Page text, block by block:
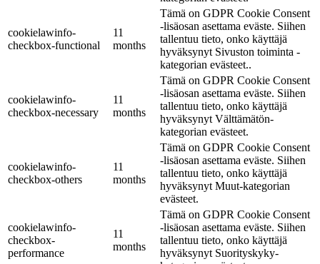
cookielawinfo-
checkbox-functional
11
months
Tämä on GDPR Cookie Consent
-lisäosan asettama eväste. Siihen
tallentuu tieto, onko käyttäjä
hyväksynyt Sivuston toiminta -
kategorian evästeet..
cookielawinfo-
checkbox-necessary
11
months
Tämä on GDPR Cookie Consent
-lisäosan asettama eväste. Siihen
tallentuu tieto, onko käyttäjä
hyväksynyt Välttämätön-
kategorian evästeet.
cookielawinfo-
checkbox-others
11
months
Tämä on GDPR Cookie Consent
-lisäosan asettama eväste. Siihen
tallentuu tieto, onko käyttäjä
hyväksynyt Muut-kategorian
evästeet.
cookielawinfo-
checkbox-
performance
11
months
Tämä on GDPR Cookie Consent
-lisäosan asettama eväste. Siihen
tallentuu tieto, onko käyttäjä
hyväksynyt Suorityskyky-